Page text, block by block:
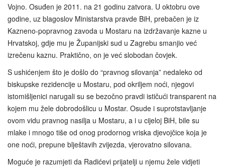
Vojno. Osuđen je 2011. na 21 godinu zatvora. U oktobru ove
godine, uz blagoslov Ministarstva pravde BiH, prebačen je iz
Kazneno-popravnog zavoda u Mostaru na izdržavanje kazne u
Hrvatskoj, gdje mu je Županijski sud u Zagrebu smanjio već
izrečenu kaznu. Praktično, on je već slobodan čovjek.
S ushićenjem što je došlo do “pravnog silovanja” nedaleko od
biskupske rezidencije u Mostaru, pod okriljem noći, njegovi
istomišljenici narugali su se bezočno pravdi ističući transparent na
kojem mu žele dobrodošlicu u Mostar. Osude i suprotstavljanje
ovom vidu pravnog nasilja u Mostaru, a i u cijeloj BiH, bile su
mlake i mnogo tiše od onog prodornog vriska djevojčice koja je
one noći, prepune blještavih zvijezda, vjerovatno silovana.
Moguće je razumjeti da Radićevi prijatelji u njemu žele vidjeti